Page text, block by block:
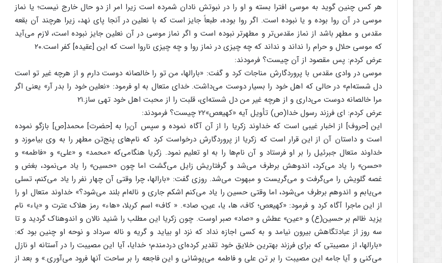
هر کس چنین گوید به موسی افترا بسته و او را در نبوتش نادان شمرده است زیرا امر از دو حال خارج نیست؛ یا نماز
موسی در آن روا بوده و یا نبوده است. اگر روا بوده، طبعاً جایز است که با نعلین در آنجا پای نهد، زیرا هرچند آن بقعه
مقدس و مطهر باشد از نماز مقدس‌تر و مطهرتر نبوده است و اگر نماز موسی در آن نعلین جایز نبوده است، لازم می‌آید
که موسی حلال و حرام را نداند و نداند که چه چیزی در نماز روا و چه چیزی ناروا است که این [عقیده] کفر است.۲۰
عرض کردم: پس مقصود از آن چیست؟ فرمودند:
موسی در وادی مقدس با پروردگارش مناجات کرد و گفت: «بارالها، من تو را خالصانه دوست دارم و از هرچه غیر تو است
دل شسته‌ام» در حالی که اهل خود را بسیار دوست می‌داشت. خدای متعال به او فرمود: «نعلین خود را بدر آر» یعنی اگر
مرا خالصانه دوست می‌داری و از هرچه غیر من دل شسته‌ای، قلبت را از محبت اهل خود تهی ساز.۲۱
عرض کردم: ای فرزند رسول خدا(ص) تأویل آیه «کهیعص»22 چیست؟ فرمودند:
این [حروف] از اخبار غیبی است که خداوند زکریا را از آن آگاه نموده و سپس آن‌را به [حضرت] محمد[ص] بازگو نموده
است و داستان آن از این قرار است که زکریا از پروردگارش درخواست کرد که نام‌های پنج‌تن مطهر را به وی بیاموزد و
خداوند متعال جبرئیل را بر او فرستاد و آن نام‌ها را به او تعلیم نمود. زکریا هنگامی‌که «محمد» و «علی» و «فاطمه»‌ و
«حسن» را یاد می‌کرد، اندوهش برطرف می‌شد و گرفتاریش زایل می‌گشت اما چون «حسین» را یاد می‌نمود، بغض و
غصه گلویش را می‌گرفت و می‌گریست و مبهوت می‌شد. روزی گفت: «بارالها، چرا وقتی آن چهار نفر را یاد می‌کنم، تسلی
می‌یابم و اندوهم برطرف می‌شود، اما وقتی حسین را یاد می‌کنم اشکم جاری و ناله‌ام بلند می‌شود؟» خداوند متعال او را
از این ماجرا آگاه کرد و فرمود: «کهیعص؛ کاف، ها، یا، عین، صاد». « کاف» اسم کربلا، «هاء» رمز هلاک عترت و «یاء» نام
یزید ظالم بر حسین(ع) و «عین» عطش و «صاد» صبر اوست. چون زکریا این مطلب را شنید نالان و اندوهناک گردید و تا
سه روز از عبادتگاهش بیرون نیامد و به کسی اجازه نداد که نزد او بیاید و گریه و ناله سرداد و نوحه او چنین بود که:
«بارالها، از مصیبتی که برای فرزند بهترین خلایق خود تقدیر کرده‌ای دردمندم؛ خدایا، آیا این مصیبت را در آستانه او نازل
می‌کنی و آیا جامه این مصیبت را بر تن علی و فاطمه می‌پوشانی و این فاجعه را بر ساحت آنها فرود می‌آوری.» و بعد از